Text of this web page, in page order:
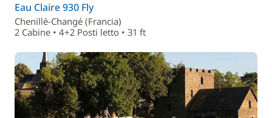
Eau Claire 930 Fly
Chenillé-Changé (Francia)
2 Cabine • 4+2 Posti letto • 31 ft